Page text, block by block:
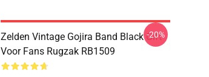
Zelden Vintage Gojira Band Black Gift
Voor Fans Rugzak RB1509
-20%